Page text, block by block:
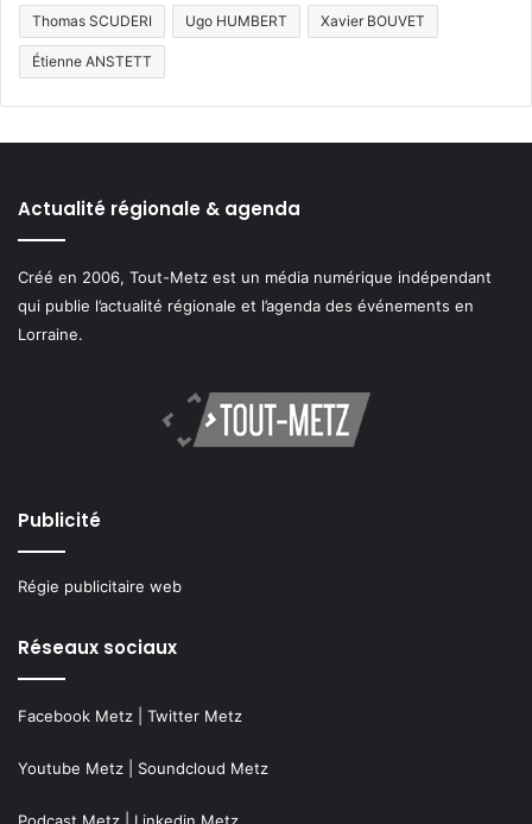
Thomas SCUDERI Ugo HUMBERT Xavier BOUVET
Étienne ANSTETT
Actualité régionale & agenda
Créé en 2006, Tout-Metz est un média numérique indépendant
qui publie l’actualité régionale et l’agenda des événements en
Lorraine.
Publicité
Régie publicitaire web
Réseaux sociaux
Facebook Metz Twitter Metz
Youtube Metz Soundcloud Metz
Podcast Metz Linkedin Metz